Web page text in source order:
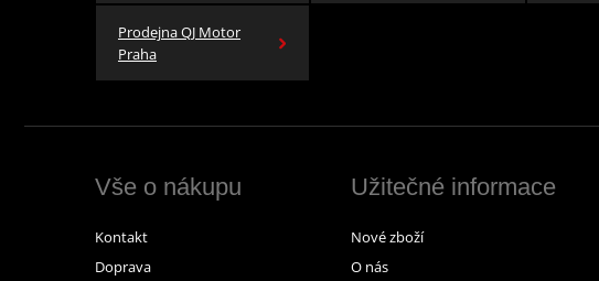
Prodejna QJ Motor
Praha
Vše o nákupu
Kontakt
Doprava
Užitečné informace
Nové zboží
O nás